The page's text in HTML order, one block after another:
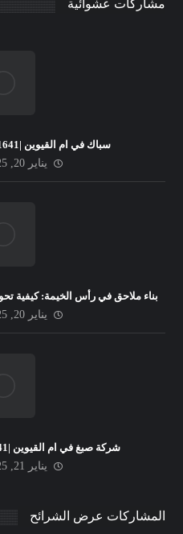
مشاركات عشوائية
سباك في ام القيوين |0506691641| أعمال السباكة
يناير 20, 2025
بناء ملاحق في رأس الخيمة: كيفية
يناير 20, 2025
شركة صبغ في ام القيوين |0506691641| دهانات وديكور
يناير 21, 2025
المشاركات عرض الشرائح